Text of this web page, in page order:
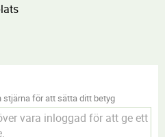
stjärna för att sätta ditt betyg